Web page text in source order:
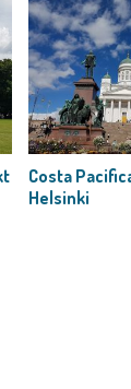
Costa
Helsinki